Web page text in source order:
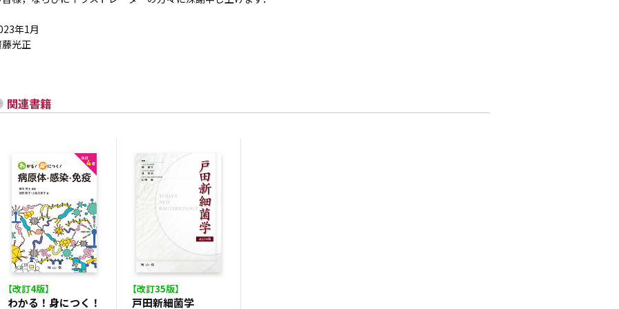
年1月
光正
関連書籍
【改訂4版】
わかる！身につく！
【改訂35版】
戸田新細菌学